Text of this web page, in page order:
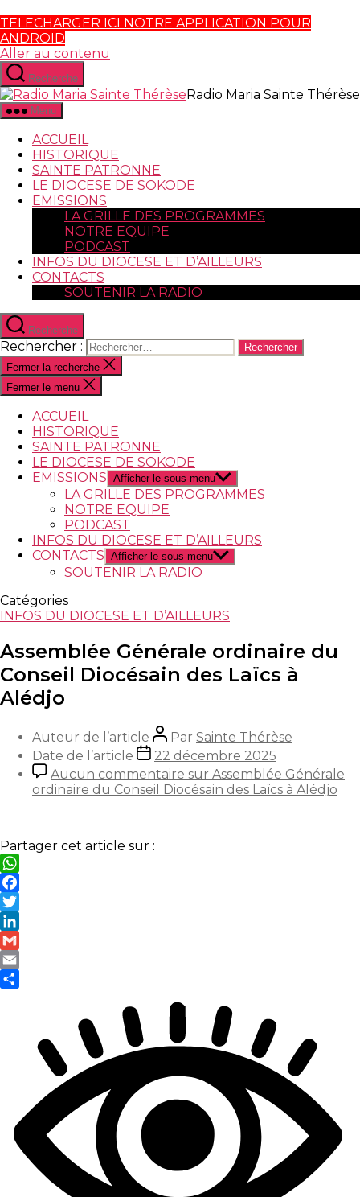
TELECHARGER ICI NOTRE APPLICATION POUR
ANDROID
Aller au contenu
Recherche
Radio Maria Sainte Thérèse
Menu
ACCUEIL
HISTORIQUE
SAINTE PATRONNE
LE DIOCESE DE SOKODE
EMISSIONS
LA GRILLE DES PROGRAMMES
NOTRE EQUIPE
PODCAST
INFOS DU DIOCESE ET D’AILLEURS
CONTACTS
SOUTENIR LA RADIO
Recherche
Rechercher :
Fermer la recherche
Fermer le menu
ACCUEIL
HISTORIQUE
SAINTE PATRONNE
LE DIOCESE DE SOKODE
EMISSIONS Afficher le sous-menu
LA GRILLE DES PROGRAMMES
NOTRE EQUIPE
PODCAST
INFOS DU DIOCESE ET D’AILLEURS
CONTACTS Afficher le sous-menu
SOUTENIR LA RADIO
Catégories
INFOS DU DIOCESE ET D’AILLEURS
Assemblée Générale ordinaire du
Conseil Diocésain des Laïcs à
Alédjo
Auteur de l’article Par Sainte Thérèse
Date de l’article
22 décembre 2025
Aucun commentaire sur Assemblée Générale
ordinaire du Conseil Diocésain des Laïcs à Alédjo
Partager cet article sur :
WhatsApp
Facebook
Twitter
LinkedIn
Gmail
Email